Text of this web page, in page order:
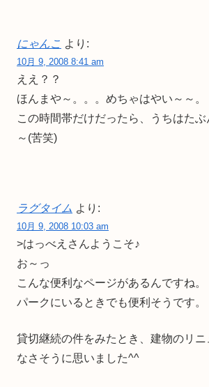
にゃんこ より:
10月 9, 2008 8:41 am
ええ？？
ほんまや～。。。めちゃはやい～～。
この時間帯だけだったら、うちはた
～(苦笑)
ラグタイム より:
10月 9, 2008 10:03 am
>はっべえさんようこそ♪
お～っ
こんな便利なページがあるんですね。
パークにいるときでも便利そうです。
貸切継続の件をみたとき、建物のリニ
なさそうに思いました^^